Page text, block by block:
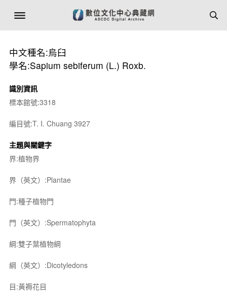
中文種名:烏臼
學名:Sapium sebiferum (L.) Roxb.
識別資訊
標本館號:3318
編目號:T. I. Chuang 3927
主題與關鍵字
界:植物界
界（英文）:Plantae
門:種子植物門
門（英文）:Spermatophyta
綱:雙子葉植物綱
綱（英文）:Dicotyledons
目:黃褥花目